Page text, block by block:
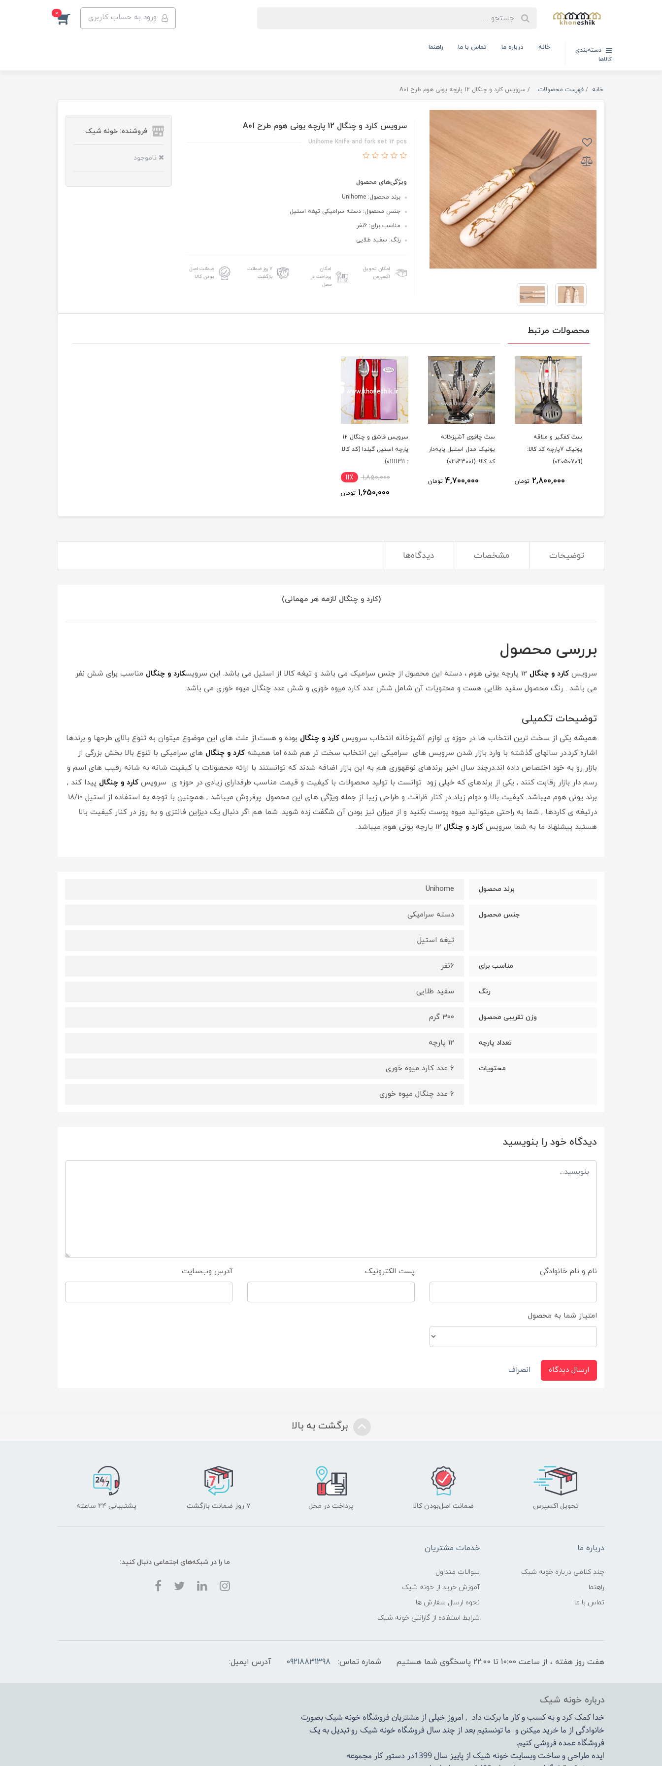
ورود به حساب کاربری 0
دسته‌بندی
کالاها
خانه درباره ما تماس با ما راهنما
خانه فهرست محصولات سرویس کارد و چنگال 12 پارچه یونی هوم طرح A01
سرویس کارد و چنگال 12 پارچه یونی هوم طرح A01
Unihome Knife and fork set 12 pcs
ویژگی‌های محصول
برند محصول: Unihome
جنس محصول: دسته سرامیکی تیغه استیل
مناسب برای: 6نفر
رنگ: سفید طلایی
امکان تحویل
اکسپرس
امکان
پرداخت در
محل
۷ روز ضمانت
بازگشت
ضمانت اصل
بودن کالا
فروشنده: خونه شیک
ناموجود
محصولات مرتبط
ست کفگیر و ملاقه
یونیک 7پارچه کد کالا:
(04050709)
2,800,000 تومان
ست چاقوی آشپزخانه
یونیک مدل استیل پایه‌دار
کد کالا: (04043001)
4,700,000 تومان
سرویس قاشق و چنگال 12
پارچه استیل گیلدا (کد کالا
: 01111211)
1,850,000 11٪
1,650,000 تومان
توضیحات مشخصات دیدگاه‌ها
(کارد و چنگال لازمه هر مهمانی)
بررسی محصول
سرویس کارد و چنگال کارد و چنگال مناسب برای شش نفر
می باشد . رنگ محصول سفید طلایی هست و محتویات آن شامل شش عدد کارد میوه خوری و شش عدد چنگال میوه خوری می باشد.
توضیحات تکمیلی
همیشه یکی از سخت ترین انتخاب ها در حوزه ی لوازم آشپزخانه انتخاب سرویس کارد و چنگال بوده و هست.از علت های این موضوع میتوان به تنوع بالای طرحها و برندها
اشاره کرد.در سالهای گذشته با وارد بازار شدن سرویس های سرامیکی این انتخاب سخت تر هم شده اما همیشه کارد و چنگال های سرامیکی با تنوع بالا بخش بزرگی از
بازار رو به خود اختصاص داده اند.درچند سال اخیر برندهای نوظهوری هم به این بازار اضافه شدند که توانستند با ارائه محصولات با کیفیت شانه به شانه رقیب های اسم و
رسم دار بازار رقابت کنند , یکی از برندهای که خیلی زود توانست با تولید محصولات با کیفیت و قیمت مناسب طرفدارای زیادی در حوزه ی سرویس کارد و چنگال پیدا کند ,
برند یونی هوم میباشد. کیفیت بالا و دوام زیاد در کنار ظرافت و طراحی زیبا از جمله ویژگی های این محصول پرفروش میباشد , همچنین با توجه به استفاده از استیل 18/10
درتیغه ی کاردها , شما به راحتی میتوانید میوه پوست بکنید و از میزان تیز بودن آن شگفت زده شوید. شما هم اگر دنبال یک دیزاین فانتزی و به روز در کنار کیفیت بالا
هستید پیشنهاد ما به شما سرویس کارد و چنگال
برند محصول Unihome
جنس محصول دسته سرامیکی
تیغه استیل
مناسب برای 6نفر
رنگ سفید طلایی
وزن تقریبی محصول 300 گرم
تعداد پارچه 12 پارچه
محتویات 6 عدد کارد میوه خوری
6 عدد چنگال میوه خوری
دیدگاه خود را بنویسید
نام و نام خانوادگی پست الکترونیک آدرس وب‌سایت
امتیاز شما به محصول
ارسال دیدگاه انصراف
برگشت به بالا
تحویل اکسپرس ضمانت اصل‌بودن کالا پرداخت در محل ۷ روز ضمانت بازگشت پشتیبانی ۲۴ ساعته
درباره ما
چند کلامی درباره خونه شیک
راهنما
تماس با ما
خدمات مشتریان
سوالات متداول
آموزش خرید از خونه شیک
نحوه ارسال سفارش ها
شرایط استفاده از گارانتی خونه شیک
ما را در شبکه‌های اجتماعی دنبال کنید:
هفت روز هفته ، از ساعت 10:00 تا 22:00 پاسخگوی شما هستیم شماره تماس: 09218831398 آدرس ایمیل:
درباره خونه شیک
خدا کمک کرد و به کسب و کار ما برکت داد , امروز خیلی از مشتریان فروشگاه خونه شیک بصورت
خانوادگی از ما خرید میکنن و ما تونستیم بعد از چند سال فروشگاهخونه شیکرو تبدیل به یک
فروشگاه عمده فروشی کنیم.
ایده طراحی و ساخت وبسایت خونه شیک از پاییز سال 1399در دستور کار مجموعه